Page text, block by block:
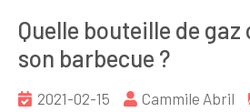
Quelle bouteille de
son barbecue ?
2021-02-15 Cammile Abril